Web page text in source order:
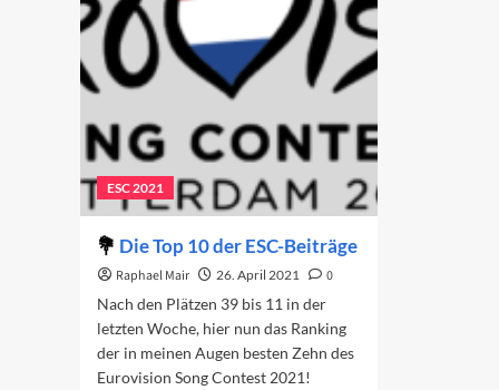
ESC 2021
Die Top 10 der ESC-Beiträge
Raphael Mair 26. April 2021
0
Nach den Plätzen 39 bis 11 in der
letzten Woche, hier nun das Ranking
der in meinen Augen besten Zehn des
Eurovision Song Contest 2021!